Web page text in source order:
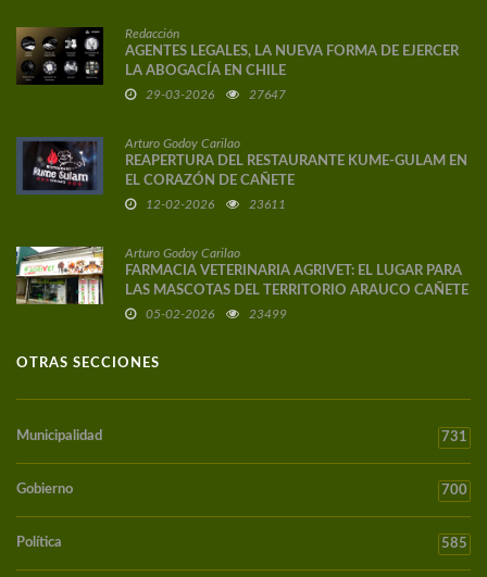
Redacción
AGENTES LEGALES, LA NUEVA FORMA DE EJERCER
LA ABOGACÍA EN CHILE
29-03-2026 27647
Arturo Godoy Carilao
REAPERTURA DEL RESTAURANTE KUME-GULAM EN
EL CORAZÓN DE CAÑETE
12-02-2026 23611
Arturo Godoy Carilao
FARMACIA VETERINARIA AGRIVET: EL LUGAR PARA
LAS MASCOTAS DEL TERRITORIO ARAUCO CAÑETE
05-02-2026 23499
OTRAS SECCIONES
Municipalidad 731
Gobierno 700
Política 585